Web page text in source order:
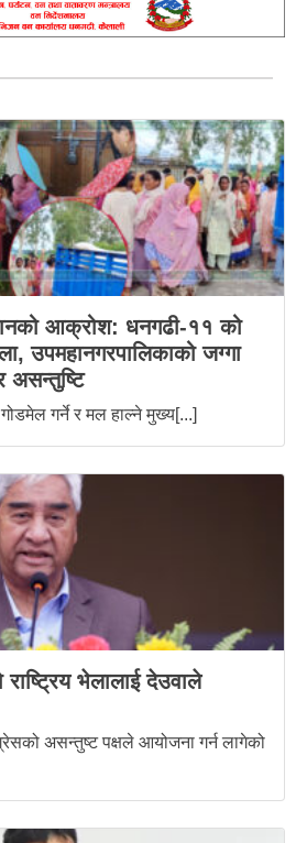
आक्रोश: धनगढी-११ को
उपमहानगरपालिकाको जग्गा
असन्तुष्टि
गर्ने र मल हाल्ने मुख्य[...]
भेलालाई देउवाले
असन्तुष्ट पक्षले आयोजना गर्न लागेको